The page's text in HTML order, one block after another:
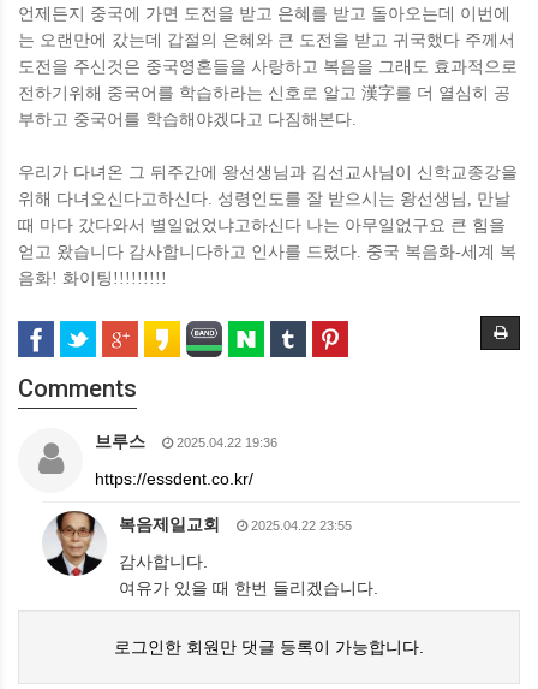
언제든지 중국에 가면 도전을 받고 은혜를 받고 돌아오는데 이번에
는 오랜만에 갔는데 갑절의 은혜와 큰 도전을 받고 귀국했다 주께서
도전을 주신것은 중국영혼들을 사랑하고 복음을 그래도 효과적으로
전하기위해 중국어를 학습하라는 신호로 알고 漢字를 더 열심히 공
부하고 중국어를 학습해야겠다고 다짐해본다.
우리가 다녀온 그 뒤주간에 왕선생님과 김선교사님이 신학교종강을
위해 다녀오신다고하신다. 성령인도를 잘 받으시는 왕선생님, 만날
때 마다 갔다와서 별일없었냐고하신다 나는 아무일없구요 큰 힘을
얻고 왔습니다 감사합니다하고 인사를 드렸다. 중국 복음화-세계 복
음화! 화이팅!!!!!!!!!
Comments
브루스 2025.04.22 19:36
https://essdent.co.kr/
복음제일교회 2025.04.22 23:55
감사합니다.
여유가 있을 때 한번 들리겠습니다.
로그인한 회원만 댓글 등록이 가능합니다.